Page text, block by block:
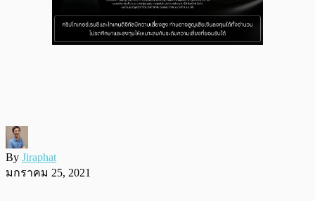
By Jiraphat
มกราคม 25, 2021